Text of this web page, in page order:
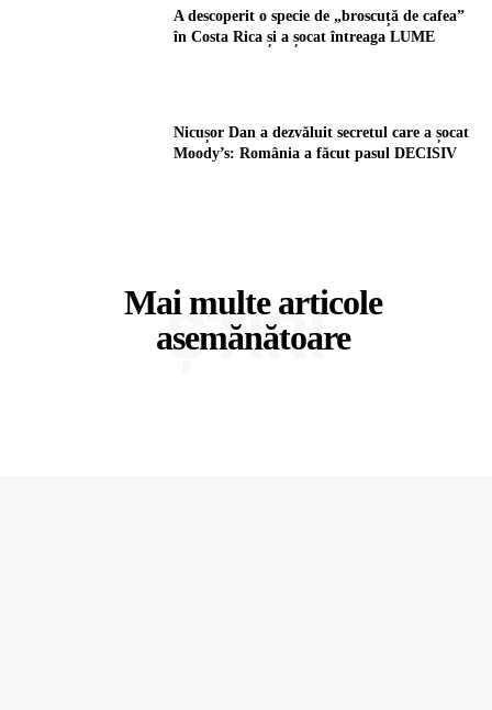
A descoperit o specie de „broscuță de cafea”
în Costa Rica și a șocat întreaga LUME
Nicușor Dan a dezvăluit secretul care a șocat
Moody’s: România a făcut pasul DECISIV
Mai multe articole
asemănătoare
ȘTIRI